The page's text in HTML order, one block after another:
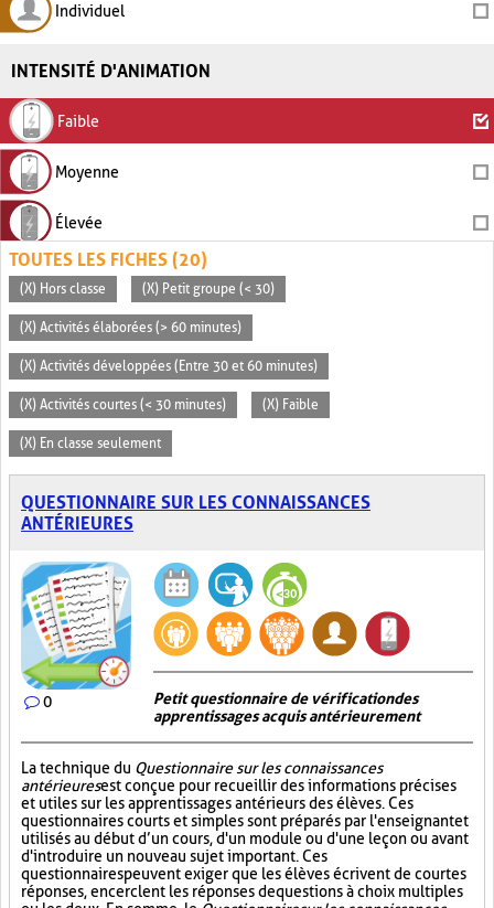
Individuel
INTENSITÉ D'ANIMATION
Faible
Moyenne
Élevée
TOUTES LES FICHES (20)
(X) Hors classe (X) Petit groupe (< 30)
(X) Activités élaborées (> 60 minutes)
(X) Activités développées (Entre 30 et 60 minutes)
(X) Activités courtes (< 30 minutes) (X) Faible
(X) En classe seulement
QUESTIONNAIRE SUR LES CONNAISSANCES
ANTÉRIEURES
0
Petit questionnaire de vérification des
apprentissages acquis antérieurement
La technique du Questionnaire sur les connaissances
antérieuresest conçue pour recueillir des informations précises
et utiles sur les apprentissages antérieurs des élèves. Ces
questionnaires courts et simples sont préparés par l'enseignant et
utilisés au début d’un cours, d'un module ou d'une leçon ou avant
d'introduire un nouveau sujet important. Ces
questionnaires peuvent exiger que les élèves écrivent de courtes
réponses, encerclent les réponses de questions à choix multiples